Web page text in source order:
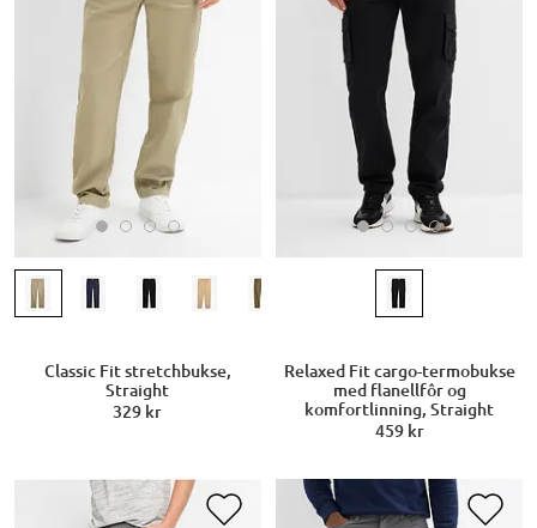
Classic Fit stretchbukse,
Straight
329 kr
Relaxed Fit cargo-termobukse
med flanellfôr og
komfortlinning, Straight
459 kr